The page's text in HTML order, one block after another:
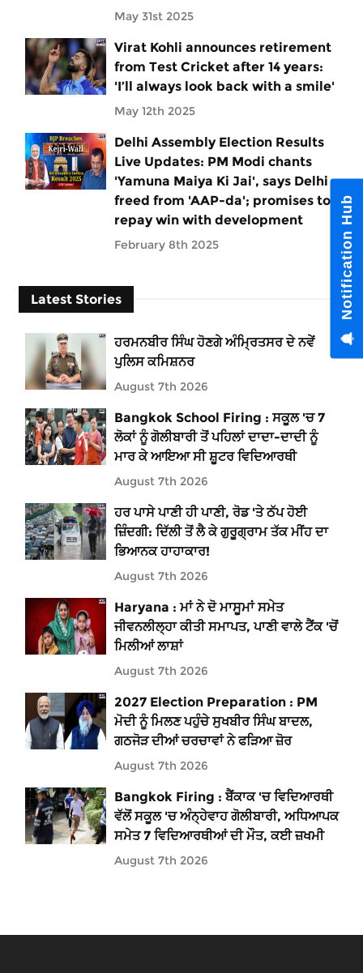
May 31st 2025
Virat Kohli announces retirement
from Test Cricket after 14 years:
'I’ll always look back with a smile'
May 12th 2025
Delhi Assembly Election Results
Live Updates: PM Modi chants
'Yamuna Maiya Ki Jai', says Delhi
freed from 'AAP-da'; promises to
repay win with development
February 8th 2025
Latest Stories
ਹਰਮਨਬੀਰ ਸਿੰਘ ਹੋਣਗੇ ਅੰਮ੍ਰਿਤਸਰ ਦੇ ਨਵੇਂ
ਪੁਲਿਸ ਕਮਿਸ਼ਨਰ
August 7th 2026
Bangkok School Firing : ਸਕੂਲ 'ਚ 7
ਲੋਕਾਂ ਨੂੰ ਗੋਲੀਬਾਰੀ ਤੋਂ ਪਹਿਲਾਂ ਦਾਦਾ-ਦਾਦੀ ਨੂੰ
ਮਾਰ ਕੇ ਆਇਆ ਸੀ ਸ਼ੂਟਰ ਵਿਦਿਆਰਥੀ
August 7th 2026
ਹਰ ਪਾਸੇ ਪਾਣੀ ਹੀ ਪਾਣੀ, ਰੋਡ 'ਤੇ ਠੱਪ ਹੋਈ
ਜ਼ਿੰਦਗੀ: ਦਿੱਲੀ ਤੋਂ ਲੈ ਕੇ ਗੁਰੂਗ੍ਰਾਮ ਤੱਕ ਮੀਂਹ ਦਾ
ਭਿਆਨਕ ਹਾਹਾਕਾਰ!
August 7th 2026
Haryana : ਮਾਂ ਨੇ ਦੋ ਮਾਸੂਮਾਂ ਸਮੇਤ
ਜੀਵਨਲੀਲ੍ਹਾ ਕੀਤੀ ਸਮਾਪਤ, ਪਾਣੀ ਵਾਲੇ ਟੈਂਕ 'ਚੋਂ
ਮਿਲੀਆਂ ਲਾਸ਼ਾਂ
August 7th 2026
2027 Election Preparation : PM
ਮੋਦੀ ਨੂੰ ਮਿਲਣ ਪਹੁੰਚੇ ਸੁਖਬੀਰ ਸਿੰਘ ਬਾਦਲ,
ਗਠਜੋੜ ਦੀਆਂ ਚਰਚਾਵਾਂ ਨੇ ਫੜਿਆ ਜ਼ੋਰ
August 7th 2026
Bangkok Firing : ਬੈਂਕਾਕ 'ਚ ਵਿਦਿਆਰਥੀ
ਵੱਲੋਂ ਸਕੂਲ 'ਚ ਅੰਨ੍ਹੇਵਾਹ ਗੋਲੀਬਾਰੀ, ਅਧਿਆਪਕ
ਸਮੇਤ 7 ਵਿਦਿਆਰਥੀਆਂ ਦੀ ਮੌਤ, ਕਈ ਜ਼ਖਮੀ
August 7th 2026
Notification Hub